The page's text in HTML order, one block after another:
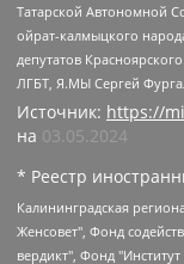
Татарской Автономной
ойрат-калмыцкого
депутатов
ЛГБТ, Я.МЫ Сергей
Источник: https://
на 03.05.2024
* Реестр
Калининградская региональная общественная организация "Экозащита!-Женсовет", Фонд содействия защите прав и свобод граждан "Общественный вердикт", Фонд "Институт Развития Свободы Информации", Частное учреждение "Информационное агентство МЕМО. РУ", Региональная общественная организация "Общественная комиссия по сохранению наследия академика Сахарова", Фонд поддержки свободы прессы, Санкт-Петербургская общественная правозащитная организация "Гражданский контроль", Межрегиональная общественная организация "Информационно-просветительский центр "Мемориал", Региональный Фонд "Центр Защиты Прав Средств Массовой Информации", с 05.12.2023 Фонд "Центр Защиты Прав Средств массовой информации", Региональная общественная благотворительная организация помощи беженцам и мигрантам "Гражданское содействие", Негосударственное образовательное учреждение дополнительного профессионального образования (повышение квалификации) специалистов "АКАДЕМИЯ ПО ПРАВАМ ЧЕЛОВЕКА", Свердловская региональная общественная организация "Сутяжник", Автономная некоммерческая организация "Центр независимых социологических исследований", Союз общественных объединений "Российский исследовательский центр по правам человека", Региональное общественное учреждение научно-информационный центр "МЕМОРИАЛ", Некоммерческая организация "Фонд защиты гласности", Автономная некоммерческая организация "Институт прав человека", Городская общественная организация "Екатеринбургское общество "МЕМОРИАЛ", Городская общественная организация "Рязанское историко-просветительское и правозащитное общество "Мемориал" (Рязанский Мемориал), Челябинский региональный орган общественной самодеятельности – женское общественное объединение "Женщины Евразии", Челябинский региональный орган общественной самодеятельности "Уральская правозащитная группа", Фонд содействия защите здоровья и социальной справедливости имени Андрея Рылькова, Автономная Некоммерческая Организация "Аналитический Центр Юрия Левады", Автономная некоммерческая организация социальной поддержки населения "Проект Апрель", Региональная общественная организация помощи женщинам и детям, находящимся в кризисной ситуации "Информационно-методический центр "Анна", Фонд содействия развитию массовых коммуникаций и правовому просвещению "Так-так-Так", Фонд содействия устойчивому развитию "Серебряная тайга", Свердловский региональный общественный фонд социальных проектов "Новое время", "Idel.Реалии", Кавказ.Реалии, Крым.Реалии, Телеканал Настоящее Время, Татаро-башкирская служба Радио Свобода (Azatliq Radiosi), Радио Свободная Европа/Радио Свобода (PCE/PC), "Сибирь.Реалии", "Фактограф", Благотворительный фонд помощи осужденным и их семьям, Автономная некоммерческая организация "Институт глобализации и социальных движений", Фонд "В защиту прав заключенных", Частное учреждение "Центр поддержки и содействия развитию средств массовой информации", Пензенский региональный общественный благотворительный фонд "Гражданский союз", "Север.Реалии", Некоммерческая организация Фонд "Правовая инициатива", Общество с ограниченной ответственностью "Радио Свободная Европа/Радио Свобода", Чешское информационное агентство "MEDIUM-ORIENT", Красноярская региональная общественная организация "Мы против СПИДа", Камалягин Денис Николаевич, Маркелов Сергей Евгеньевич, Пономарев Лев Александрович, Савицкая Людмила